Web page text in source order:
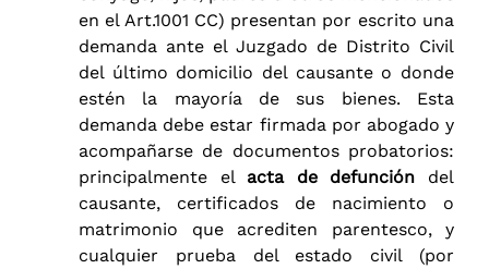
en el Art.1001 CC) presentan por escrito una
demanda ante el Juzgado de Distrito Civil
del último domicilio del causante o donde
estén la mayoría de sus bienes. Esta
demanda debe estar firmada por abogado y
acompañarse de documentos probatorios:
principalmente el acta de defunción del
causante, certificados de nacimiento o
matrimonio que acrediten parentesco, y
cualquier prueba del estado civil (por